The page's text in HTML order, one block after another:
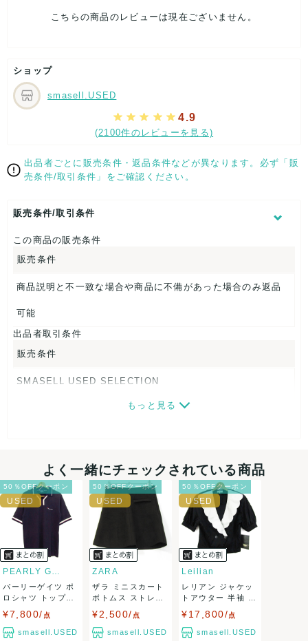
袖丈：約27cm
こちらはUSED品になりますので、使用に伴い、
部分的に少々ダメージはございますが、
全体的には、まだまだご活躍頂けるお品になります。
ダメージはできる限り、撮影しておりますので、ご確認下さい
[状態追記]若干色落ち箇所あり
表記サイズ：B
着丈：約77cm
袖丈：約27cm
【 素材・成分 】
素材タグを撮影しておりますので、ご確認下さいませ。
【 商品札 】
なし
こちらの商品のレビューは現在ございません。
ショップ
smasell.USED
4.9
(2100件のレビューを見る)
出品者ごとに販売条件・返品条件などが異なります。必ず「販
売条件/取引条件」をご確認ください。
販売条件/取引条件
この商品の販売条件
販売条件
商品説明と不一致な場合や商品に不備があった場合のみ返品
可能
出品者取引条件
販売条件
SMASELL USED SELECTION
画像ダウンロードなので、転売にも最適♪
ネコポスの場合は日時指定ができませんので、ご了承下さい
ませ。
USED品に関しましては、見る方によって状態の価値観が異な
りますので、トラブルを避けるため、神経質な方や完璧な商
品を求められる方は御購入をお控えください。
また商品には細心の注意をはらっておりますが、何かござい
もっと見る
よく一緒にチェックされている商品
50％OFFクーポン
PEARLY GATES
パーリーゲイツ ポ
ロシャツ トップス
¥7,800/ 点
smasell.USED
50％OFFクーポン
ZARA
ザラ ミニスカート
ボトムス ストレッ
¥2,500/ 点
smasell.USED
50％OFFクーポン
Leilian
レリアン ジャケッ
トアウター 半袖 シ
¥17,800/点
smasell.USED